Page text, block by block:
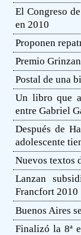
El Congreso
en 2010
Proponen
Premio
Postal de una
Un libro que
entre Gabriel
Después de
adolescente
Nuevos textos
Lanzan
Francfort 2010
Buenos Aires
Finalizó la 8ª